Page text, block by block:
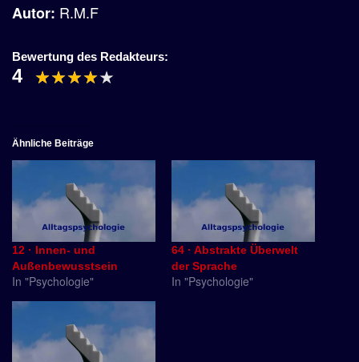
Autor: R.M.F
Bewertung des Redakteurs:
4
Ähnliche Beiträge
12 · Innen- und
Außenbewusstsein
In "Psychologie"
64 · Abstrakte Überwelt
der Sprache
In "Psychologie"